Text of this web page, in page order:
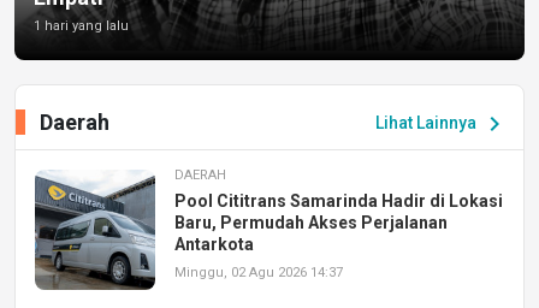
1 hari yang lalu
Lihat Lainnya chevron_right
Daerah
DAERAH
Pool Cititrans Samarinda Hadir di Lokasi
Baru, Permudah Akses Perjalanan
Antarkota
Minggu, 02 Agu 2026 14:37